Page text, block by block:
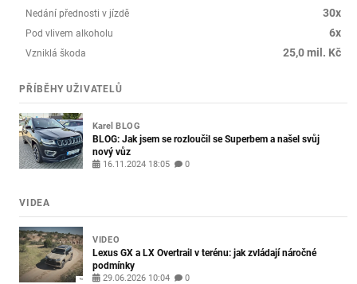
Nedání přednosti v jízdě 30x
Pod vlivem alkoholu 6x
Vzniklá škoda 25,0 mil. Kč
PŘÍBĚHY UŽIVATELŮ
Karel BLOG
BLOG: Jak jsem se rozloučil se Superbem a našel svůj
nový vůz
16.11.2024 18:05 0
VIDEA
VIDEO
Lexus GX a LX Overtrail v terénu: jak zvládají náročné
podmínky
29.06.2026 10:04 0